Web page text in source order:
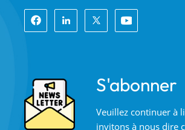
dans le belle ville côtière du sud-est,
célèbre ville optique en Chine. WTS dispose de
technique qualifié et d'un système de
optique complet, système de
d'assemblage et système de contrôle
S'abonner
Veuillez continuer à
invitons à nous dire